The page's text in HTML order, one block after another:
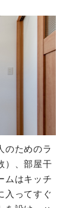
のためのラ
）、部屋干
ムはキッチ
入ってすぐ